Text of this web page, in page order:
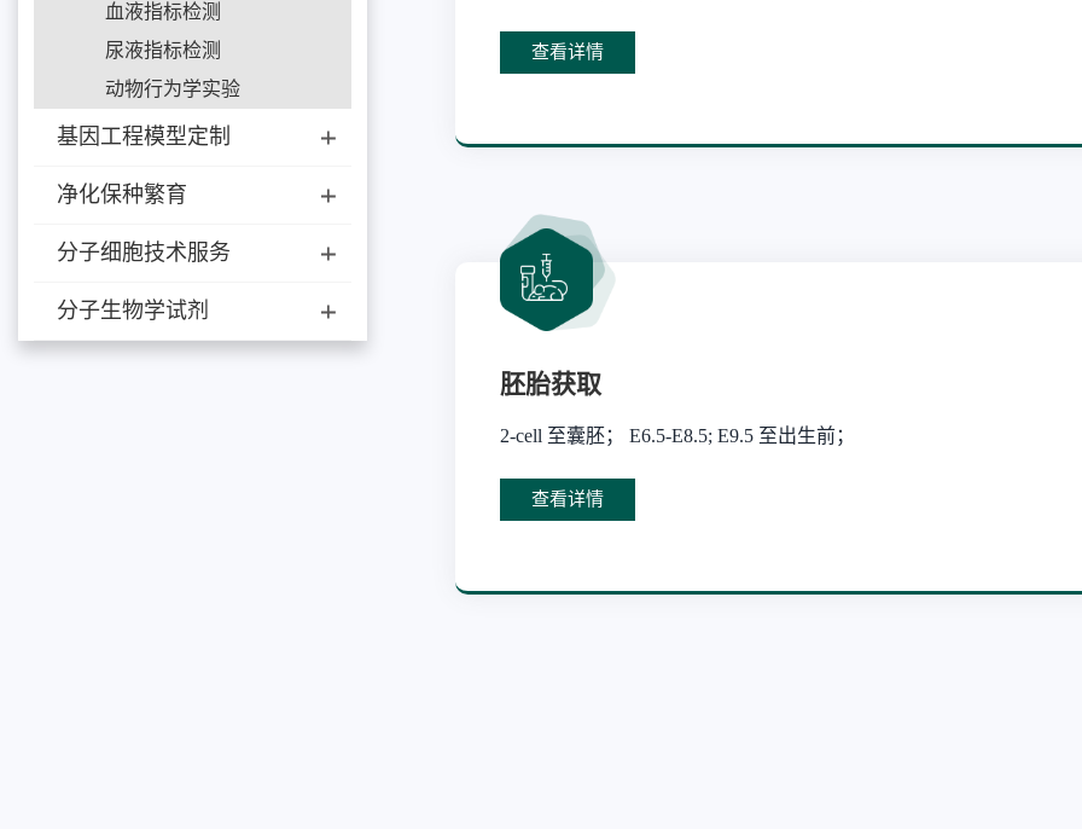
血液指标检测
尿液指标检测
动物行为学实验
基因工程模型定制
净化保种繁育
分子细胞技术服务
分子生物学试剂
查看详情
胚胎获取
2-cell 至囊胚； E6.5-E8.5; E9.5 至出生前；
查看详情